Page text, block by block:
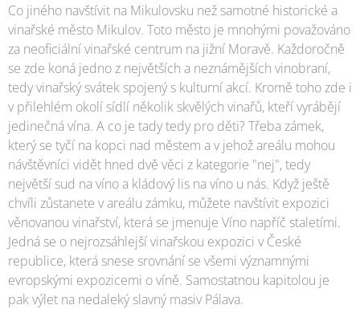
Co jiného navštívit na Mikulovsku než samotné historické a
vinařské město Mikulov. Toto město je mnohými považováno
za neoficiální vinařské centrum na jižní Moravě. Každoročně
se zde koná jedno z největších a neznámějších vinobraní,
tedy vinařský svátek spojený s kulturní akcí. Kromě toho zde i
v přilehlém okolí sídlí několik skvělých vinařů, kteří vyrábějí
jedinečná vína. A co je tady tedy pro děti? Třeba zámek,
který se tyčí na kopci nad městem a v jehož areálu mohou
návštěvníci vidět hned dvě věci z kategorie "nej", tedy
největší sud na víno a kládový lis na víno u nás. Když ještě
chvíli zůstanete v areálu zámku, můžete navštívit expozici
věnovanou vinařství, která se jmenuje Víno napříč staletími.
Jedná se o nejrozsáhlejší vinařskou expozici v České
republice, která snese srovnání se všemi významnými
evropskými expozicemi o víně. Samostatnou kapitolou je
pak výlet na nedaleký slavný masiv Pálava.